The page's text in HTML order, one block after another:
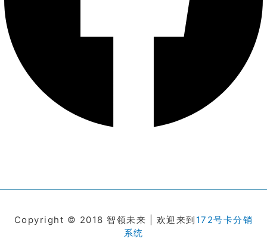
Copyright © 2018 智领未来 | 欢迎来到 172号卡分销
系统